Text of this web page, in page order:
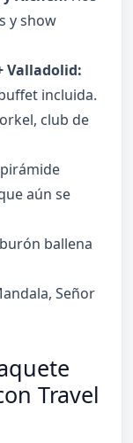
y show
Valladolid:
incluida.
club de
aún se
ballena
Señor
Travel